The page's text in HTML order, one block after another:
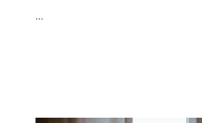
...